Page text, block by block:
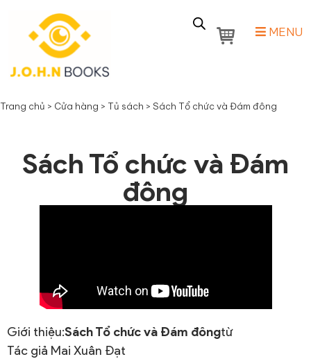
MENU
Trang chủ > Cửa hàng > Tủ sách > Sách Tổ chức và Đám đông
Sách Tổ chức và Đám
đông
Giới thiệu:Sách Tổ chức và Đám đôngtừ
Tác giả Mai Xuân Đạt